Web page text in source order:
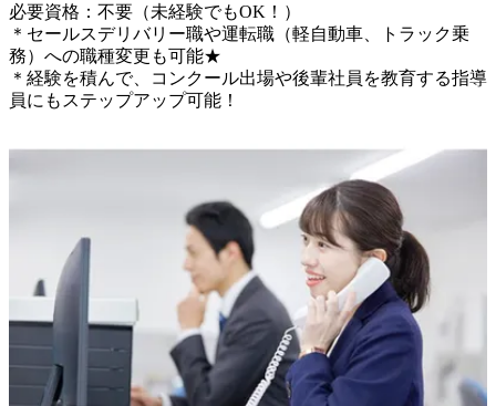
必要資格：不要（未経験でもOK！）
＊セールスデリバリー職や運転職（軽自動車、トラック乗
務）への職種変更も可能★
＊経験を積んで、コンクール出場や後輩社員を教育する指導
員にもステップアップ可能！